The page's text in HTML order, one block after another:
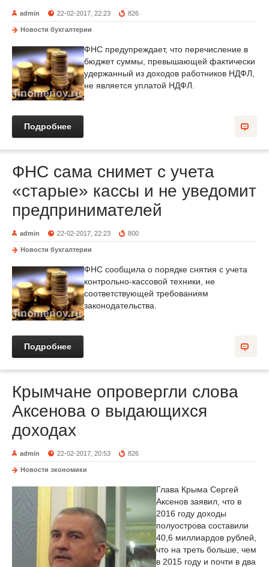
admin 22-02-2017, 22:23 826
Новости бухгалтерии
ФНС предупреждает, что перечисление в
бюджет суммы, превышающей фактически
удержанный из доходов работников НДФЛ,
не является уплатой НДФЛ.
Подробнее
ФНС сама снимет с учета
«старые» кассы и не уведомит
предпринимателей
admin 22-02-2017, 22:23 800
Новости бухгалтерии
ФНС сообщила о порядке снятия с учета
контрольно-кассовой техники, не
соответствующей требованиям
законодательства.
Подробнее
Крымчане опровергли слова
Аксенова о выдающихся
доходах
admin 22-02-2017, 20:53 826
Новости экономики
Глава Крыма Сергей
Аксенов заявил, что в
2016 году доходы
полуострова составили
40,6 миллиардов рублей,
что на треть больше, чем
в 2015 году и почти в два